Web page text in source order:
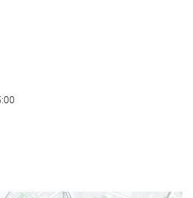
con movilidad reducida